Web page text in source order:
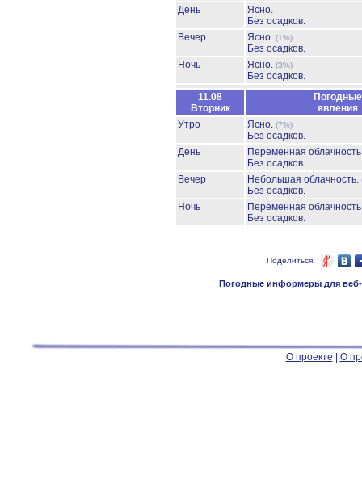
День
Ясно.
Без осадков.
Вечер
Ясно. (1%)
Без осадков.
Ночь
Ясно. (3%)
Без осадков.
11.08
Вторник
Погодные
явления
Утро
Ясно. (7%)
Без осадков.
День
Переменная
Без осадков.
Вечер
Небольшая облачность.
Без осадков.
Ночь
Переменная
Без осадков.
Поделиться
Погодные информеры для веб-
О проекте О